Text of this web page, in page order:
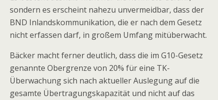
sondern es erscheint nahezu unvermeidbar, dass der
BND Inlandskommunikation, die er nach dem Gesetz
nicht erfassen darf, in großem Umfang mitüberwacht.
Bäcker macht ferner deutlich, dass die im G10-Gesetz
genannte Obergrenze von 20% für eine TK-
Überwachung sich nach aktueller Auslegung auf die
gesamte Übertragungskapazität und nicht auf das